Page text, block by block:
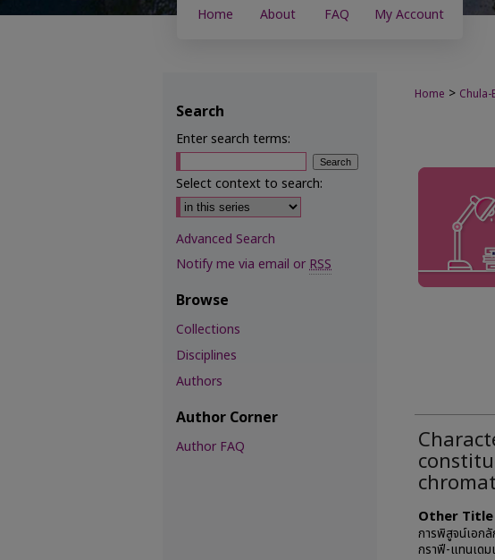
Home About FAQ My Account
Home > Chula-
Other Title
การพิสูจน์เอกลั
กราฟี-แทนเดม
Search
Enter search terms:
Select context to search:
Advanced Search
Notify me via email orRSS
Browse
Collections
Disciplines
Authors
Author Corner
Author FAQ